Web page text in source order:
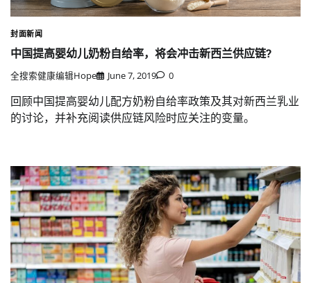
封面新闻
中国提高婴幼儿奶粉自给率，将会冲击新西兰供应链?
全搜索健康编辑Hope June 7, 2019 0
回顾中国提高婴幼儿配方奶粉自给率政策及其对新西兰乳业
的讨论，并补充阅读供应链风险时应关注的变量。